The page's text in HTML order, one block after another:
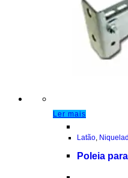
Ler mais
Latão,
Poleia